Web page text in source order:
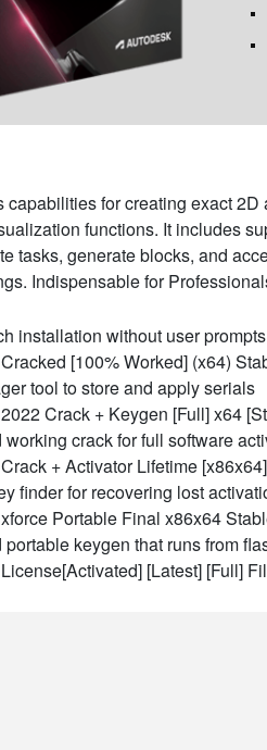
for creating exact
functions. It includes
tasks, generate blocks, and
Indispensable for
installation without user prompts
[100% Worked] (x64)
tool to store and apply serials
Crack + Keygen [Full] x64
crack for full software
+ Activator Lifetime
finder for recovering lost
Portable Final x86x64
keygen that runs from
[Latest] [Full]